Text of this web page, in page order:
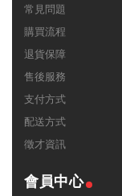
常見問題
購買流程
退貨保障
售後服務
支付方式
配送方式
徵才資訊
會員中心